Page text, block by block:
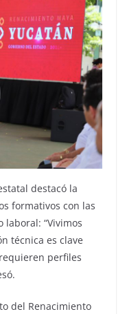
destacó la
formativos con las
laboral: “Vivimos
técnica es clave
perfiles
del Renacimiento